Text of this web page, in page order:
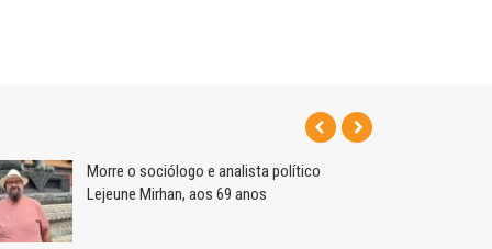
Morre o sociólogo e analista político
Lejeune Mirhan, aos 69 anos